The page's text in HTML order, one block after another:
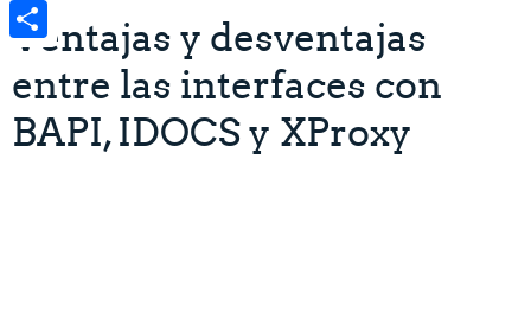
Ventajas y desventajas
entre las interfaces con
BAPI, IDOCS y XProxy
Email